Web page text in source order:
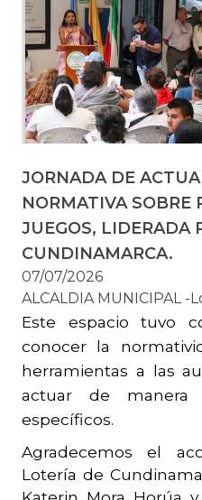
JORNADA DE
NORMATIVA SOBRE
JUEGOS, LIDERADA
CUNDINAMARCA.
07/07/2026
ALCALDIA MUNICIPAL
Este espacio tuvo
conocer la
herramientas a las
actuar de manera
específicos.
Agradecemos el
Lotería de